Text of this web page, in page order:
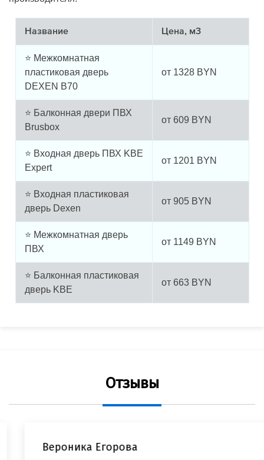
Название Цена, м3
⭐ Межкомнатная
пластиковая дверь
DEXEN B70
от 1328 BYN
⭐ Балконная двери ПВХ
Brusbox
от 609 BYN
⭐ Входная дверь ПВХ KBE
Expert
от 1201 BYN
⭐ Входная пластиковая
дверь Dexen
от 905 BYN
⭐ Межкомнатная дверь
ПВХ
от 1149 BYN
⭐ Балконная пластиковая
дверь KBE
от 663 BYN
Отзывы
Вероника Егорова